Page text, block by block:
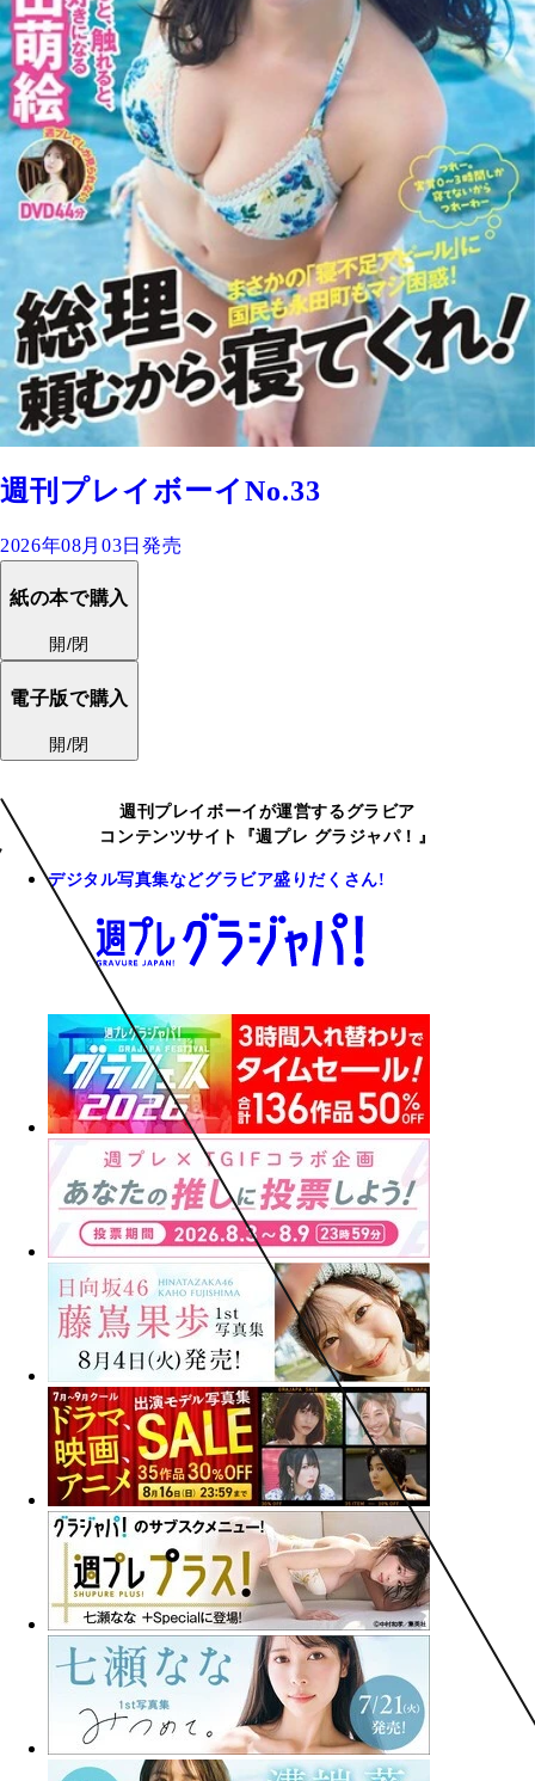
週刊プレイボーイNo.33
2026年08月03日発売
紙の本で購入
開/閉
電子版で購入
開/閉
週刊プレイボーイが運営するグラビア
コンテンツサイト『週プレ グラジャパ！』
デジタル写真集などグラビア盛りだくさん!